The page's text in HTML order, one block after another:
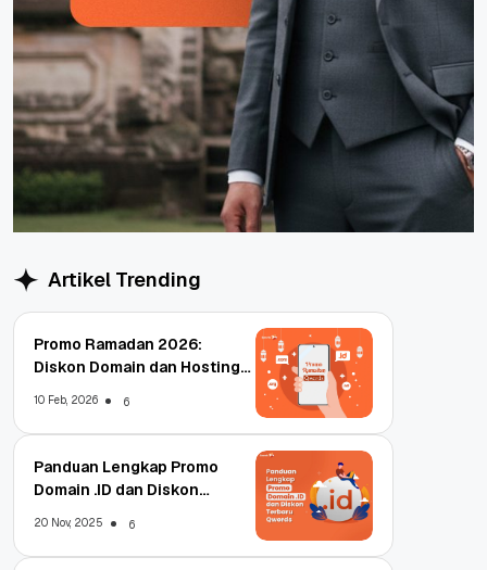
Artikel Trending
Promo Ramadan 2026:
Diskon Domain dan Hosting
10 Feb, 2026 6
Panduan Lengkap Promo
Domain .ID dan Diskon
20 Nov, 2025 6